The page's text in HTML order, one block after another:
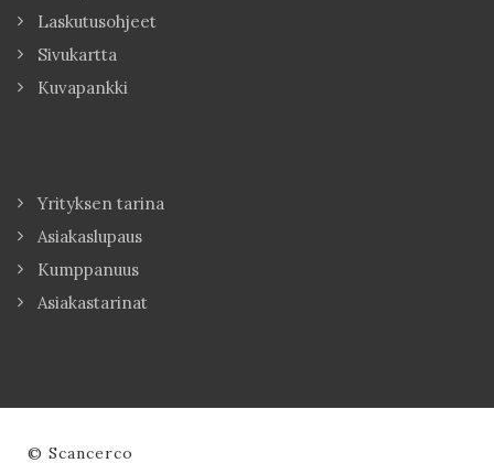
Laskutusohjeet
Sivukartta
Kuvapankki
Yrityksen tarina
Asiakaslupaus
Kumppanuus
Asiakastarinat
© Scancerco